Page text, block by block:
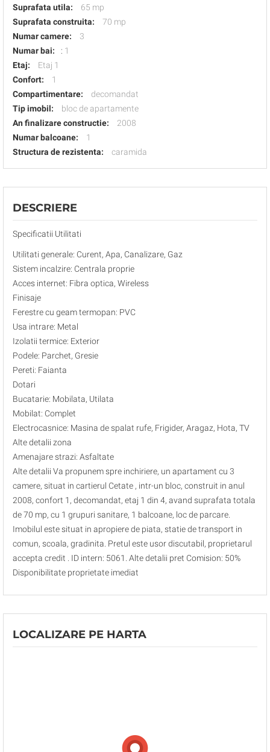
Suprafata utila:
65 mp
Suprafata construita:
70 mp
Numar camere:
3
Numar bai:
: 1
Etaj:
Etaj 1
Confort:
1
Compartimentare:
decomandat
Tip imobil:
bloc de apartamente
An finalizare constructie:
2008
Numar balcoane:
1
Structura de rezistenta:
caramida
DESCRIERE
Specificatii Utilitati
Utilitati generale: Curent, Apa, Canalizare, Gaz
Sistem incalzire: Centrala proprie
Acces internet: Fibra optica, Wireless
Finisaje
Ferestre cu geam termopan: PVC
Usa intrare: Metal
Izolatii termice: Exterior
Podele: Parchet, Gresie
Pereti: Faianta
Dotari
Bucatarie: Mobilata, Utilata
Mobilat: Complet
Electrocasnice: Masina de spalat rufe, Frigider, Aragaz, Hota, TV
Alte detalii zona
Amenajare strazi: Asfaltate
Alte detalii Va propunem spre inchiriere, un apartament cu 3
camere, situat in cartierul Cetate , intr-un bloc, construit in anul
2008, confort 1, decomandat, etaj 1 din 4, avand suprafata totala
de 70 mp, cu 1 grupuri sanitare, 1 balcoane, loc de parcare.
Imobilul este situat in apropiere de piata, statie de transport in
comun, scoala, gradinita. Pretul este usor discutabil, proprietarul
accepta credit . ID intern: 5061. Alte detalii pret Comision: 50%
Disponibilitate proprietate imediat
LOCALIZARE PE HARTA